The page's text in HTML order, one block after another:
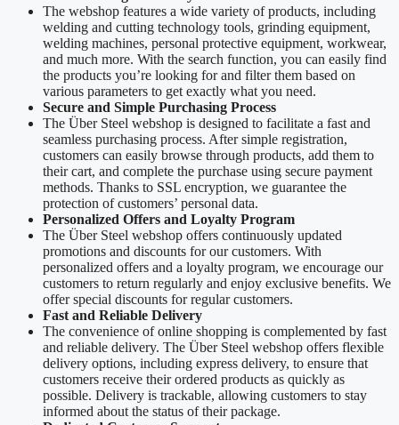
The webshop features a wide variety of products, including
welding and cutting technology tools, grinding equipment,
welding machines, personal protective equipment, workwear,
and much more. With the search function, you can easily find
the products you’re looking for and filter them based on
various parameters to get exactly what you need.
Secure and Simple Purchasing Process
The Über Steel webshop is designed to facilitate a fast and
seamless purchasing process. After simple registration,
customers can easily browse through products, add them to
their cart, and complete the purchase using secure payment
methods. Thanks to SSL encryption, we guarantee the
protection of customers’ personal data.
Personalized Offers and Loyalty Program
The Über Steel webshop offers continuously updated
promotions and discounts for our customers. With
personalized offers and a loyalty program, we encourage our
customers to return regularly and enjoy exclusive benefits. We
offer special discounts for regular customers.
Fast and Reliable Delivery
The convenience of online shopping is complemented by fast
and reliable delivery. The Über Steel webshop offers flexible
delivery options, including express delivery, to ensure that
customers receive their ordered products as quickly as
possible. Delivery is trackable, allowing customers to stay
informed about the status of their package.